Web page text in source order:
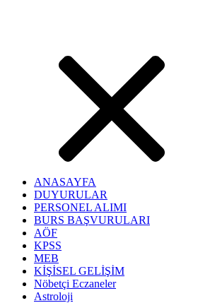
ANASAYFA
DUYURULAR
PERSONEL ALIMI
BURS BAŞVURULARI
AÖF
KPSS
MEB
KİŞİSEL GELİŞİM
Nöbetçi Eczaneler
Astroloji